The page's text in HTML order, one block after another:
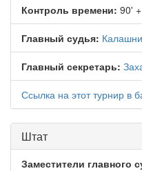
Контроль времени: 90'
Главный судья:
Главный секретарь:
Ссылка на этот турнир в
Штат
Заместители главного